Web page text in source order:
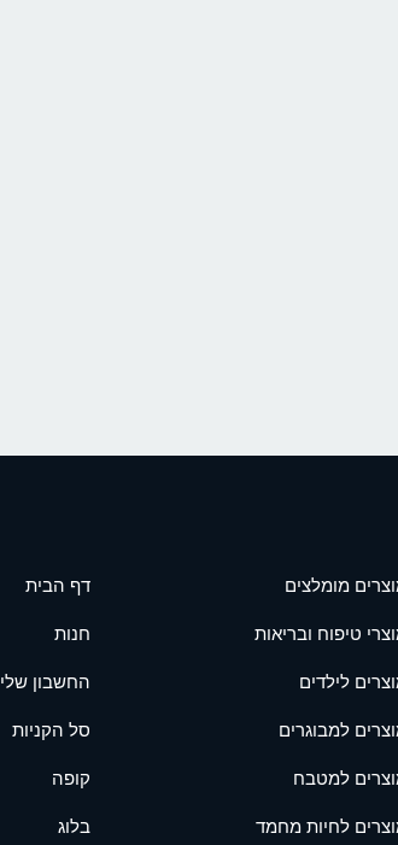
מומלצים
טיפוח ובריאות
לילדים
למבוגרים
למטבח
לחיות מחמד
דף הבית
חנות
החשבון שלי
סל הקניות
קופה
בלוג